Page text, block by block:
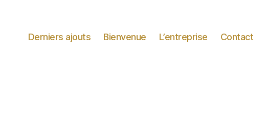
Derniers ajouts Bienvenue L’entreprise Contact